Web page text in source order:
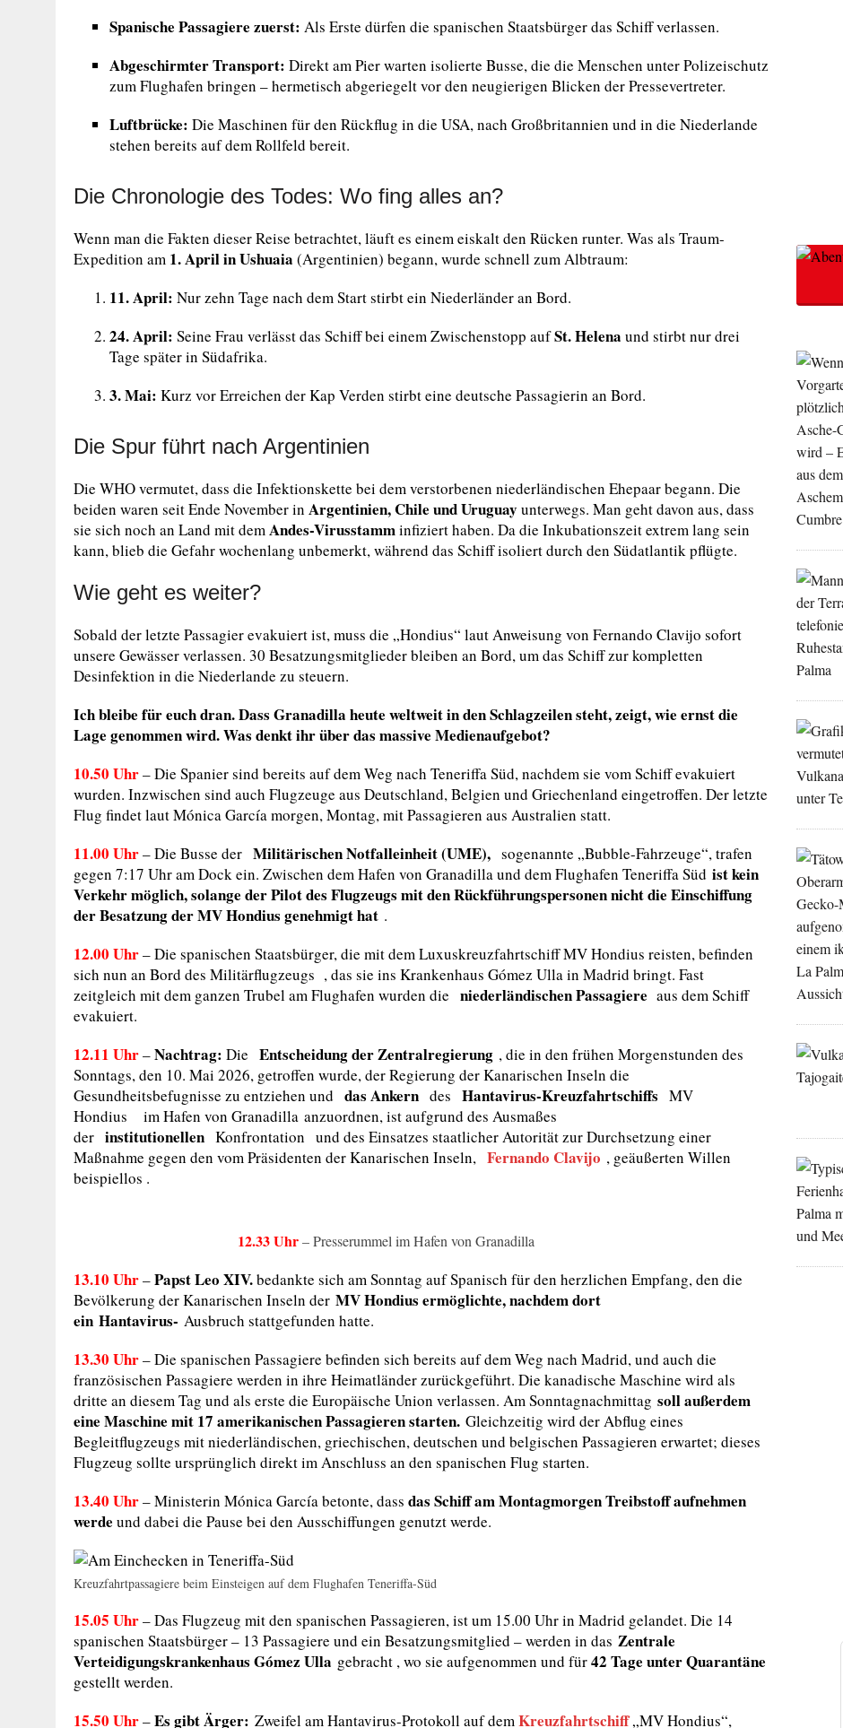
Spanische Passagiere zuerst: Als Erste dürfen die spanischen Staatsbürger das Schiff verlassen.
Abgeschirmter Transport: Direkt am Pier warten isolierte Busse, die die Menschen unter Polizeischutz
zum Flughafen bringen – hermetisch abgeriegelt vor den neugierigen Blicken der Pressevertreter.
Luftbrücke: Die Maschinen für den Rückflug in die USA, nach Großbritannien und in die Niederlande
stehen bereits auf dem Rollfeld bereit.
Die Chronologie des Todes: Wo fing alles an?
Wenn man die Fakten dieser Reise betrachtet, läuft es einem eiskalt den Rücken runter. Was als Traum-
Expedition am 1. April in Ushuaia (Argentinien) begann, wurde schnell zum Albtraum:
11. April: Nur zehn Tage nach dem Start stirbt ein Niederländer an Bord.
24. April: Seine Frau verlässt das Schiff bei einem Zwischenstopp aufSt. Helena und stirbt nur drei
Tage später in Südafrika.
3. Mai: Kurz vor Erreichen der Kap Verden stirbt eine deutsche Passagierin an Bord.
Die Spur führt nach Argentinien
Die WHO vermutet, dass die Infektionskette bei dem verstorbenen niederländischen Ehepaar begann. Die
beiden waren seit Ende November in Argentinien, Chile und Uruguay unterwegs. Man geht davon aus, dass
sie sich noch an Land mit demAndes-Virusstamminfiziert haben. Da die Inkubationszeit extrem lang sein
kann, blieb die Gefahr wochenlang unbemerkt, während das Schiff isoliert durch den Südatlantik pflügte.
Wie geht es weiter?
Sobald der letzte Passagier evakuiert ist, muss die „Hondius“ laut Anweisung von Fernando Clavijo sofort
unsere Gewässer verlassen. 30 Besatzungsmitglieder bleiben an Bord, um das Schiff zur kompletten
Desinfektion in die Niederlande zu steuern.
Ich bleibe für euch dran. Dass Granadilla heute weltweit in den Schlagzeilen steht, zeigt, wie ernst die
Lage genommen wird. Was denkt ihr über das massive Medienaufgebot?
10.50 Uhr– Die Spanier sind bereits auf dem Weg nach Teneriffa Süd, nachdem sie vom Schiff evakuiert
wurden. Inzwischen sind auch Flugzeuge aus Deutschland, Belgien und Griechenland eingetroffen. Der letzte
Flug findet laut Mónica García morgen, Montag, mit Passagieren aus Australien statt.
11.00 Uhr–Die Busse der Militärischen Notfalleinheit (UME), sogenannte „Bubble-Fahrzeuge“, trafen
gegen 7:17 Uhr am Dock ein. Zwischen dem Hafen von Granadilla und dem Flughafen Teneriffa Süd ist kein
Verkehr möglich, solange der Pilot des Flugzeugs mit den Rückführungspersonen nicht die Einschiffung
der Besatzung der MV Hondius genehmigt hat .
12.00 Uhr–Die spanischen Staatsbürger, die mit dem Luxuskreuzfahrtschiff MV Hondius reisten, befinden
sich nun an Bord des Militärflugzeugs , das sie ins Krankenhaus Gómez Ulla in Madrid bringt. Fast
zeitgleich mit dem ganzen Trubel am Flughafen wurden die niederländischen Passagiere aus dem Schiff
evakuiert.
12.11 Uhr–Nachtrag: Die Entscheidung der Zentralregierung , die in den frühen Morgenstunden des
Sonntags, den 10. Mai 2026, getroffen wurde, der Regierung der Kanarischen Inseln die
Gesundheitsbefugnisse zu entziehen und das Ankern des Hantavirus-Kreuzfahrtschiffs MV
Hondius
im Hafen von Granadilla anzuordnen, ist aufgrund des Ausmaßes
der institutionellen Konfrontation und des Einsatzes staatlicher Autorität zur Durchsetzung einer
Maßnahme gegen den vom Präsidenten der Kanarischen Inseln, Fernando Clavijo , geäußerten Willen
beispiellos .
12.33 Uhr – Presserummel im Hafen von Granadilla
13.10 Uhr–Papst Leo XIV.bedankte sich am Sonntag auf Spanisch für den herzlichen Empfang, den die
Bevölkerung der Kanarischen Inseln der MV Hondius ermöglichte, nachdem dort
ein Hantavirus- Ausbruch stattgefunden hatte.
13.30 Uhr–Die spanischen Passagiere befinden sich bereits auf dem Weg nach Madrid, und auch die
französischen Passagiere werden in ihre Heimatländer zurückgeführt. Die kanadische Maschine wird als
dritte an diesem Tag und als erste die Europäische Union verlassen. Am Sonntagnachmittag soll außerdem
eine Maschine mit 17 amerikanischen Passagieren starten. Gleichzeitig wird der Abflug eines
Begleitflugzeugs mit niederländischen, griechischen, deutschen und belgischen Passagieren erwartet; dieses
Flugzeug sollte ursprünglich direkt im Anschluss an den spanischen Flug starten.
13.40 Uhr–Ministerin Mónica García betonte, dass das Schiff am Montagmorgen Treibstoff aufnehmen
werde und dabei die Pause bei den Ausschiffungen genutzt werde.
Kreuzfahrtpassagiere beim Einsteigen auf dem Flughafen Teneriffa-Süd
15.05 Uhr– Das Flugzeug mit den spanischen Passagieren, ist um 15.00 Uhr in Madrid gelandet. Die 14
spanischen Staatsbürger – 13 Passagiere und ein Besatzungsmitglied – werden in das Zentrale
Verteidigungskrankenhaus Gómez Ulla gebracht , wo sie aufgenommen und für42 Tage unter Quarantäne
gestellt werden.
15.50 Uhr–Es gibt Ärger: Zweifel am Hantavirus-Protokoll auf demKreuzfahrtschiff„MV Hondius“,